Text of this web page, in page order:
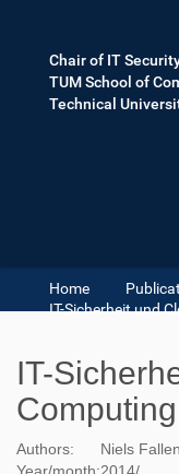
Chair of IT
TUM School of
Technical
Home
IT-Sicherheit und
IT-
Computing
Authors:
Niels